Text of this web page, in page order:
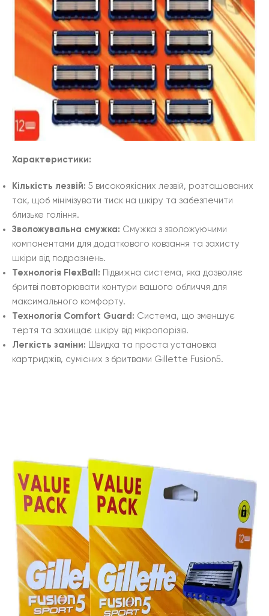
Характеристики:
Кількість лезвій: 5 високоякісних лезвій, розташованих
так, щоб мінімізувати тиск на шкіру та забезпечити
близьке гоління.
Зволожувальна смужка: Смужка з зволожуючими
компонентами для додаткового ковзання та захисту
шкіри від подразнень.
Технологія FlexBall: Підвижна система, яка дозволяє
бритві повторювати контури вашого обличчя для
максимального комфорту.
Технологія Comfort Guard: Система, що зменшує
тертя та захищає шкіру від мікропорізів.
Легкість заміни: Швидка та проста установка
картриджів, сумісних з бритвами Gillette Fusion5.